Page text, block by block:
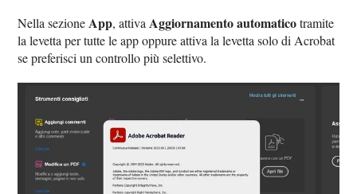
Nella sezione App, attiva Aggiornamento automaticotramite
la levetta per tutte le app oppure attiva la levetta solo di Acrobat
se preferisci un controllo più selettivo.